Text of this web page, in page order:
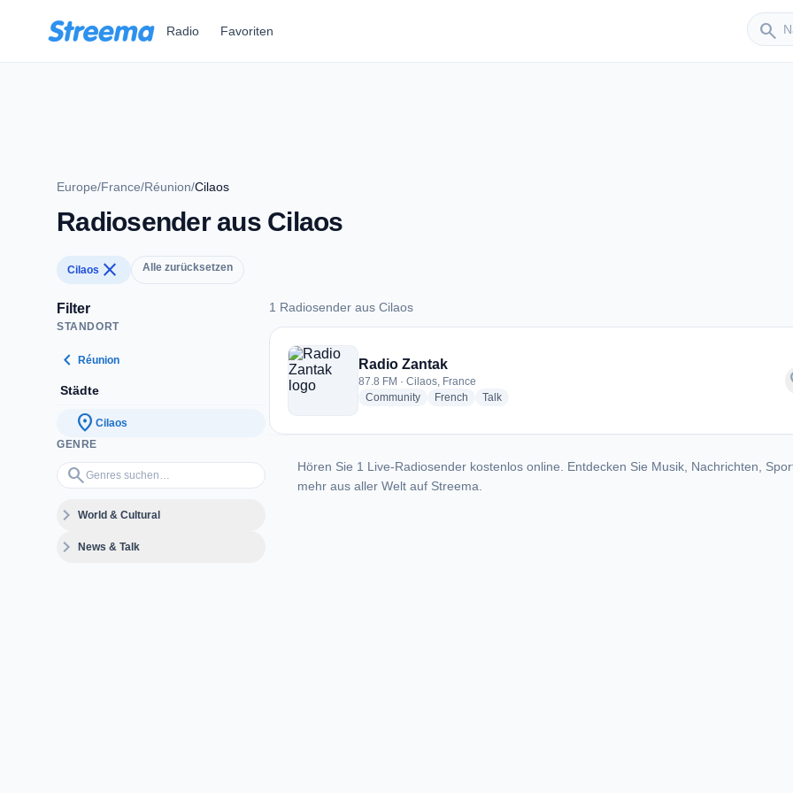
Radio Favoriten search
Sender
Europe/France/Réunion/Cilaos
Radiosender aus Cilaos
Cilaos close Alle zurücksetzen
Filter
STANDORT
chevron_left Réunion
Städte
location_on Cilaos
GENRE
search
Genres suchen…
expand_moreWorld & Cultural
expand_moreNews & Talk
1 Radiosender aus Cilaos
1 Radiosender aus Cilaos
Radio Zantak
87.8 FM · Cilaos, France
Communityradio stations
French radio stations
Talkradio stations
Hören Sie 1 Live-Radiosender kostenlos online. Entdecken Sie Musik, Nachrichten,
mehr aus aller Welt auf Streema.